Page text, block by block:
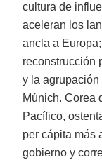
cultura de
aceleran los
ancla a
reconstrucción
y la
Múnich. Corea
Pacífico,
per cápita más
gobierno y